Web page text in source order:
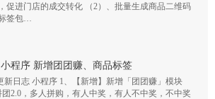
促进门店的成交转化 （2）、批量生成商品二维码
签包…
程序 新增团团赚、商品标签
新日志 小程序 1、【新增】新增「团团赚」模块
团2.0，多人拼购，有人中奖，有人不中奖，不中奖